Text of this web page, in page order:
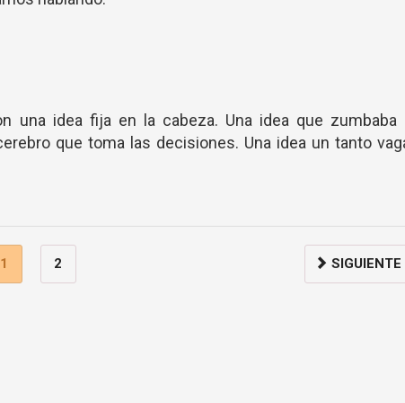
una idea fija en la cabeza. Una idea que zumbaba
que toma las decisiones. Una idea un tanto
1 2 SIGUIENTE